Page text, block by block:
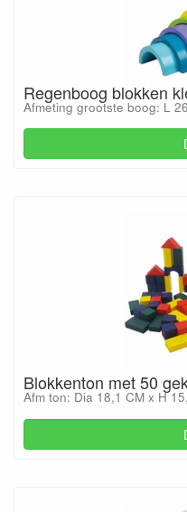
Regenboog blokken
Afmeting grootste boog: L
Blokkenton met 50
Afm ton: Dia 18,1 CM x H